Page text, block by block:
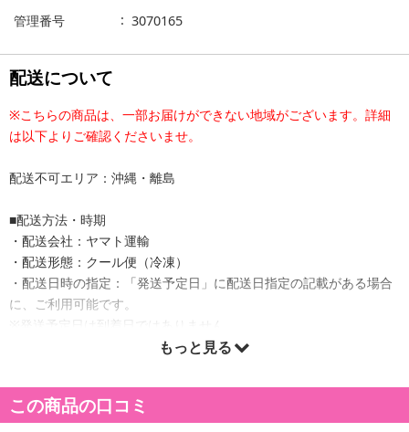
管理番号
3070165
配送について
※こちらの商品は、一部お届けができない地域がございます。詳細
は以下よりご確認くださいませ。
配送不可エリア：沖縄・離島
■配送方法・時期
・配送会社：ヤマト運輸
・配送形態：クール便（冷凍）
・配送日時の指定：「発送予定日」に配送日指定の記載がある場合
に、ご利用可能です。
※発送予定日は到着日ではありません。
・商品は「産直オンライン」より出荷します。
商品詳細
もっと見る
この商品の口コミ